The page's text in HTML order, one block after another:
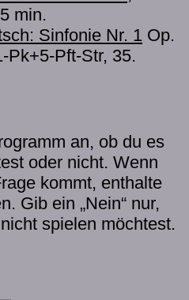
min.
Sinfonie Nr. 1 Op.
Pk+5-Pft-Str, 35.
an, ob du es
oder nicht. Wenn
kommt, enthalte
Gib ein „Nein“ nur,
spielen möchtest.